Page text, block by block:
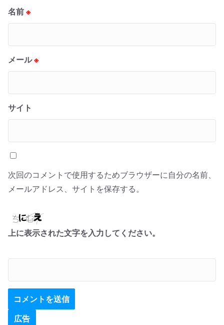
名前 ※
メール※
サイト
次回のコメントで使用するためブラウザーに自分の名前、
メールアドレス、サイトを保存する。
上に表示された文字を入力してください。
広告